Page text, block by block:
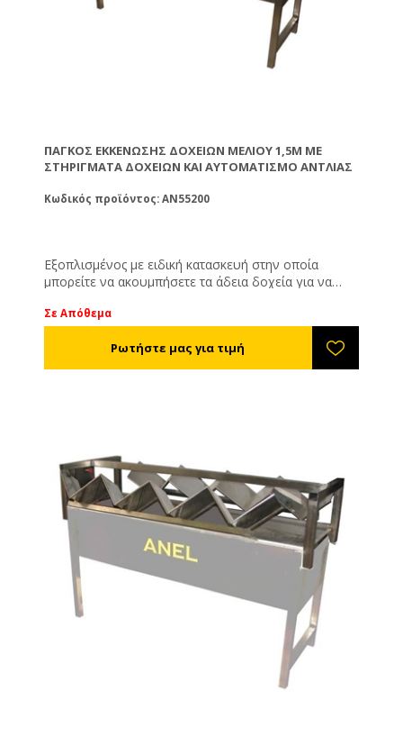
ΠΆΓΚΟΣ ΕΚΚΈΝΩΣΗΣ ΔΟΧΕΊΩΝ ΜΕΛΙΟΎ 1,5M ΜΕ
ΣΤΗΡΊΓΜΑΤΑ ΔΟΧΕΊΩΝ ΚΑΙ ΑΥΤΟΜΑΤΙΣΜΌ ΑΝΤΛΊΑΣ
Κωδικός προϊόντος: AN55200
Εξοπλισμένος με ειδική κατασκευή στην οποία
μπορείτε να ακουμπήσετε τα άδεια δοχεία για να
αποστράγγιση. Με κολλημένη μούφα 1 ½’’. Με
ανοξείδωτο χάλυβα.
Σε Απόθεμα